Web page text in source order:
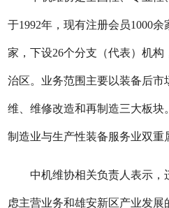
于1992年，现有注册会员1000
家，下设26个分支（代表）机构
治区。业务范围主要以装备后市
维、维修改造和再制造三大板块
制造业与生产性装备服务业双重
中机维协相关负责人表示，
虑主营业务和雄安新区产业发展